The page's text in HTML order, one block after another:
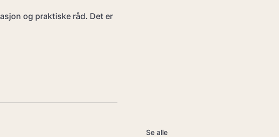
og praktiske råd. Det er
Se alle